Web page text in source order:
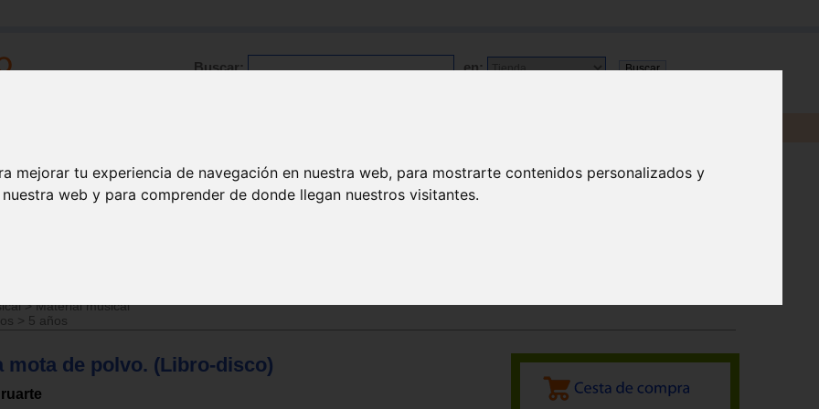
mejorar tu experiencia de navegación en nuestra web, para mostrarte contenidos personalizados y
web y para comprender de donde llegan nuestros visitantes.
Buscar: en:
>Material musical
> 5 años
mota de polvo. (Libro-disco)